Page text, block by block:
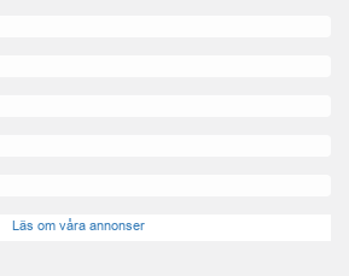
Läs om våra annonser